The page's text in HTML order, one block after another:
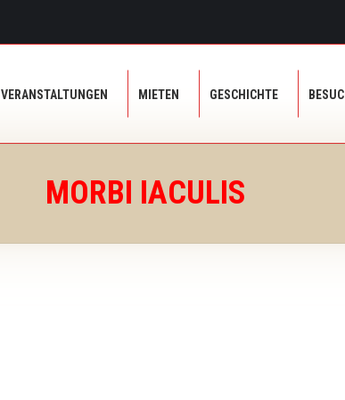
VERANSTALTUNGEN MIETEN GESCHICHTE
MORBI IACULIS